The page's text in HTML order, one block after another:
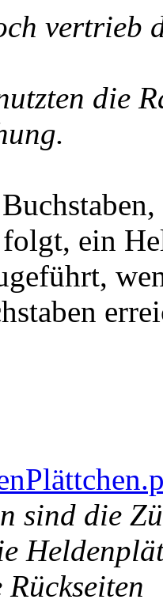
vertrieb
die
ein
sind die